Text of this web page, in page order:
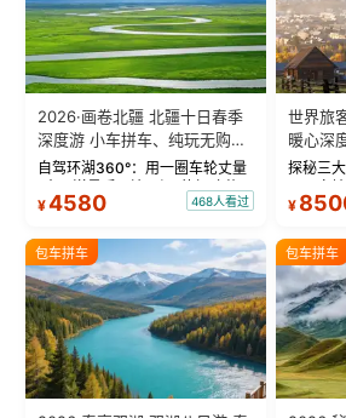
2026·画卷北疆 北疆十日春季
深度游 小车拼车、纯玩无购
物！
自驾环湖360°：用一圈车轮丈量
“大西洋最后一滴眼泪”的极致蔚
蓝。 赛湖旅拍：甄选多款风格服
绝美瞬间。 赛湖坦克300跟车视
频：专业摄影师...
¥4580 468人看过
世界旅
暖心深
探秘三
国国家
三大雅
瓦人最
晨雾与小
¥
包车拼车 包车拼车